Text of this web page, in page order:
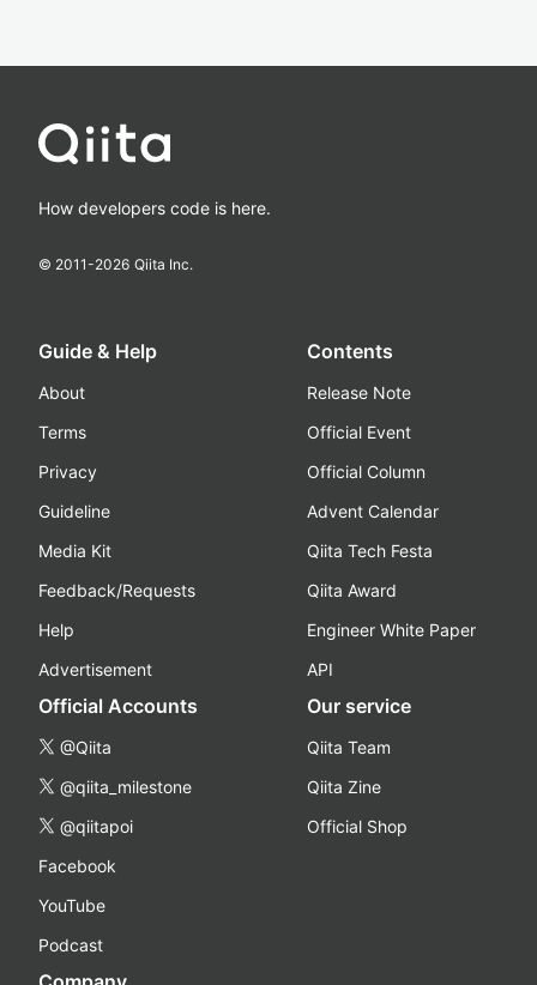
How developers code is here.
© 2011-2026 Qiita Inc.
Guide & Help
About
Terms
Privacy
Guideline
Media Kit
Feedback/Requests
Help
Advertisement
Contents
Release Note
Official Event
Official Column
Advent Calendar
Qiita Tech Festa
Qiita Award
Engineer White Paper
API
Official Accounts
@Qiita
@qiita_milestone
@qiitapoi
Facebook
YouTube
Podcast
Our service
Qiita Team
Qiita Zine
Official Shop